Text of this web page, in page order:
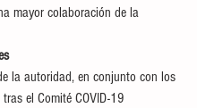
mayor colaboración de la
la autoridad, en conjunto con los
el Comité COVID-19